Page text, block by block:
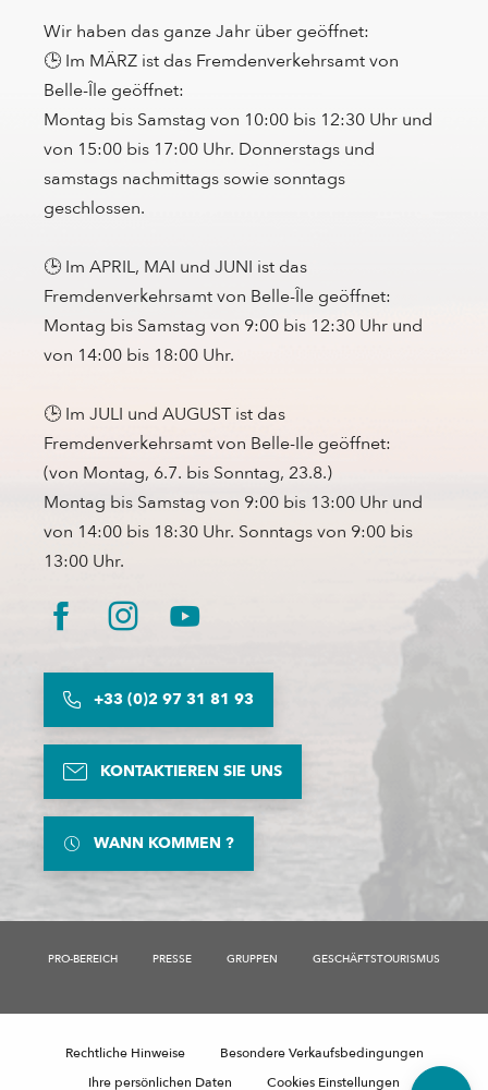
Kommentare
Wir haben das ganze Jahr über geöffnet:
🕒 Im MÄRZ ist das Fremdenverkehrsamt von
Belle-Île geöffnet:
Montag bis Samstag von 10:00 bis 12:30 Uhr und
von 15:00 bis 17:00 Uhr. Donnerstags und
samstags nachmittags sowie sonntags
geschlossen.
🕒 Im APRIL, MAI und JUNI ist das
Fremdenverkehrsamt von Belle-Île geöffnet:
Montag bis Samstag von 9:00 bis 12:30 Uhr und
von 14:00 bis 18:00 Uhr.
🕒 Im JULI und AUGUST ist das
Fremdenverkehrsamt von Belle-Ile geöffnet:
(von Montag, 6.7. bis Sonntag, 23.8.)
Montag bis Samstag von 9:00 bis 13:00 Uhr und
von 14:00 bis 18:30 Uhr. Sonntags von 9:00 bis
13:00 Uhr.
+33 (0)2 97 31 81 93
KONTAKTIEREN SIE UNS
WANN KOMMEN ?
PRO-BEREICH PRESSE GRUPPEN GESCHÄFTSTOURISMUS
Rechtliche Hinweise
Besondere Verkaufsbedingungen
Ihre persönlichen Daten
Cookies Einstellungen